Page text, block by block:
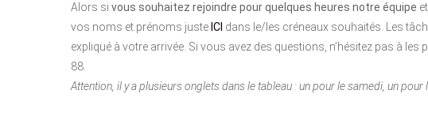
Alors si vous souhaitez rejoindre pour quelques heures notre équipe
vos noms et prénoms juste ICI dans le/les créneaux souhaités. Les
expliqué à votre arrivée. Si vous avez des questions, n’hésitez pas à
88.
Attention, il y a plusieurs onglets dans le tableau : un pour le samedi, un